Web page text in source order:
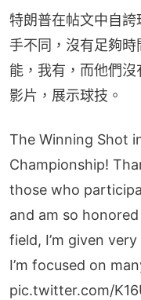
特朗普在帖文中自
手不同，沒有足夠
能，我有，而他們
影片，展示球技。
The Winning Shot
Championship!
those who
and am so
field, I’m given
I’m focused on
pic.twitter.com/